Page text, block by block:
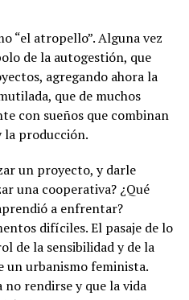
“el atropello”. Alguna vez
de la autogestión, que
agregando ahora la
que de muchos
con sueños que combinan
la producción.
un proyecto, y darle
una cooperativa? ¿Qué
a enfrentar?
difíciles. El pasaje de lo
de la sensibilidad y de la
un urbanismo feminista.
no rendirse y que la vida